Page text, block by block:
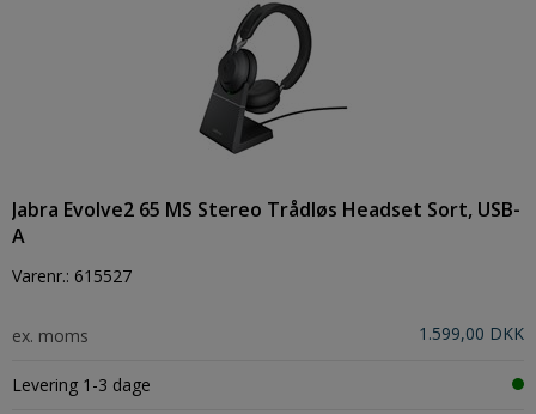
Jabra Evolve2 65 MS Stereo Trådløs Headset Sort, USB-
A
Varenr.: 615527
ex. moms 1.599,00 DKK
Levering 1-3 dage